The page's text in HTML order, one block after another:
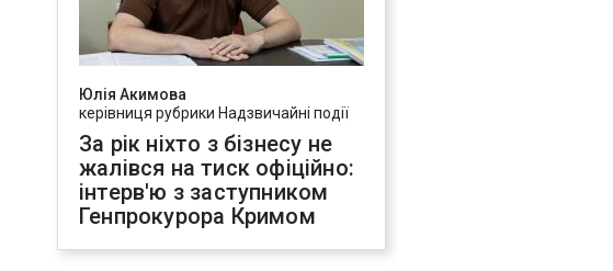
Юлія Акимова
керівниця рубрики Надзвичайні події
За рік ніхто з бізнесу не
жалівся на тиск офіційно:
інтерв'ю з заступником
Генпрокурора Кримом